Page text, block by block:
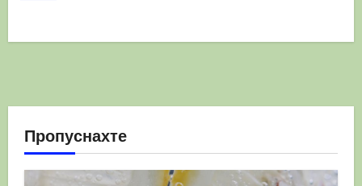
Пропуснахте